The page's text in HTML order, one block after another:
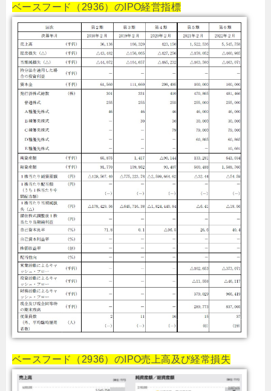
ベースフード（2936）のIPO経営指標
ベースフード（2936）のIPO売上高及び経常損失